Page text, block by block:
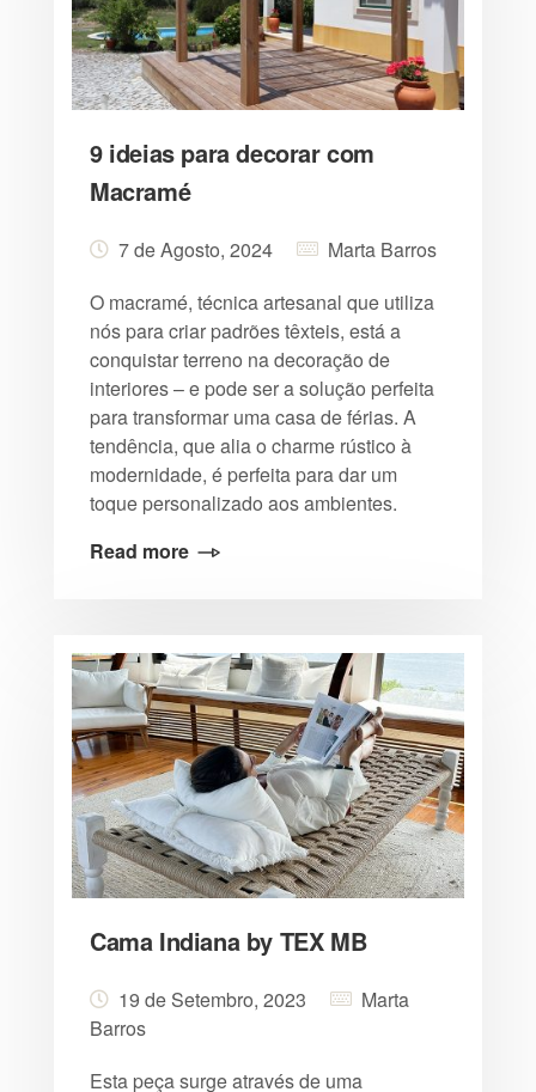
9 ideias para decorar com
Macramé
7 de Agosto, 2024
Marta Barros
O macramé, técnica artesanal que utiliza
nós para criar padrões têxteis, está a
conquistar terreno na decoração de
interiores – e pode ser a solução perfeita
para transformar uma casa de férias. A
tendência, que alia o charme rústico à
modernidade, é perfeita para dar um
toque personalizado aos ambientes.
Read more
Cama Indiana by TEX MB
19 de Setembro, 2023
Marta
Barros
Esta peça surge através de uma